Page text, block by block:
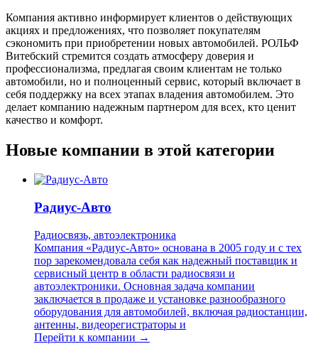
Компания активно информирует клиентов о действующих
акциях и предложениях, что позволяет покупателям
сэкономить при приобретении новых автомобилей. РОЛЬФ
Витебский стремится создать атмосферу доверия и
профессионализма, предлагая своим клиентам не только
автомобили, но и полноценный сервис, который включает в
себя поддержку на всех этапах владения автомобилем. Это
делает компанию надежным партнером для всех, кто ценит
качество и комфорт.
Новые компании в этой категории
Радиус-Авто
Радиосвязь, автоэлектроника
Компания «Радиус-Авто» основана в 2005 году и с тех
пор зарекомендовала себя как надежный поставщик и
сервисный центр в области радиосвязи и
автоэлектроники. Основная задача компании
заключается в продаже и установке разнообразного
оборудования для автомобилей, включая радиостанции,
антенны, видеорегистраторы и
Перейти к компании →